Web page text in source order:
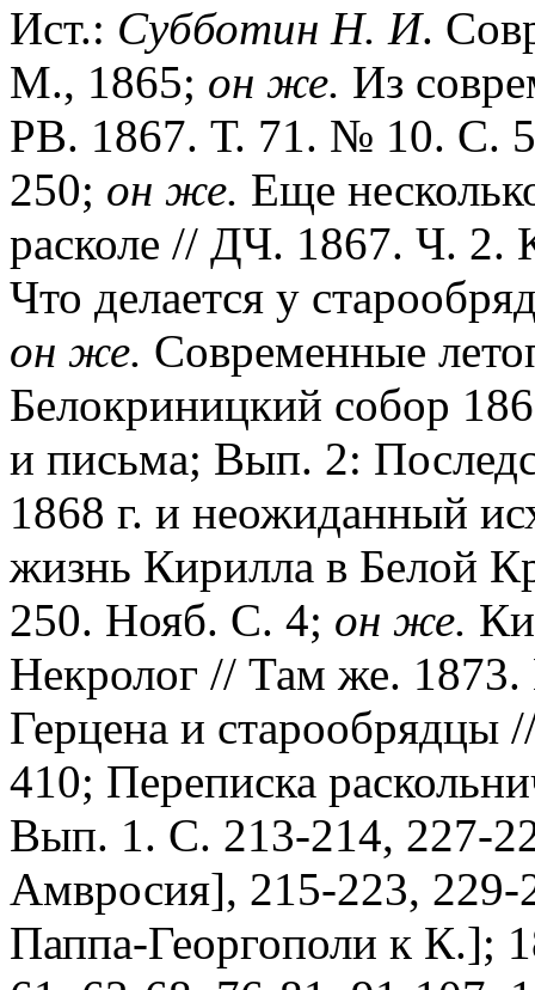
Ист.: Субботин Н. И.
М., 1865; он же. Из
РВ. 1867. Т. 71. № 10. С.
250; он же. Еще
расколе // ДЧ. 1867. Ч. 2.
Что делается у
он же. Современные
Белокриницкий собор
и письма; Вып. 2:
1868 г. и неожиданный
жизнь Кирилла в Белой
250. Нояб. С. 4; он же.
Некролог // Там же.
Герцена и
410; Переписка
Вып. 1. С. 213-214, 227-
Амвросия], 215-223,
Паппа-Георгополи к К.];